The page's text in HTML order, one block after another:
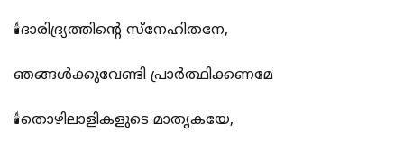
🕯️ദാരിദ്ര്യത്തിന്റെ സ്നേഹിതനേ,
ഞങ്ങൾക്കുവേണ്ടി പ്രാർത്ഥിക്കണമേ
🕯️തൊഴിലാളികളുടെ മാതൃകയേ,